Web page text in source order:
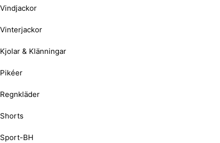
Vindjackor
Vinterjackor
Kjolar & Klänningar
Pikéer
Regnkläder
Shorts
Sport-BH